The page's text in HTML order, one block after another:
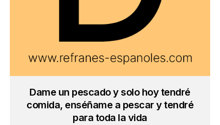
Dame un pescado y solo hoy tendré
comida, enséñame a pescar y tendré
para toda la vida